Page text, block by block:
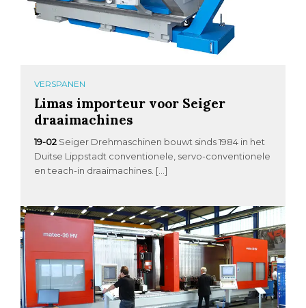
VERSPANEN
Limas importeur voor Seiger
draaimachines
19-02 Seiger Drehmaschinen bouwt sinds 1984 in het
Duitse Lippstadt conventionele, servo-conventionele
en teach-in draaimachines. […]